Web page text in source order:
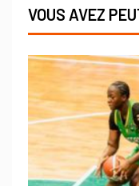
VOUS AVEZ